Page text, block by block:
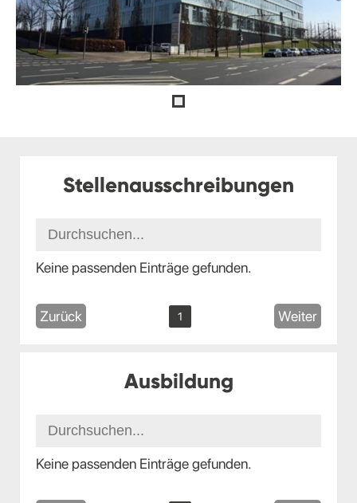
Stellenausschreibungen
Keine passenden Einträge gefunden.
Zurück 1 Weiter
Ausbildung
Keine passenden Einträge gefunden.